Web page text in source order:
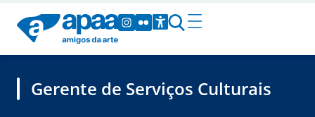
Gerente de Serviços Culturais